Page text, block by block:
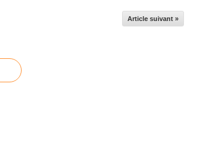
Article suivant »